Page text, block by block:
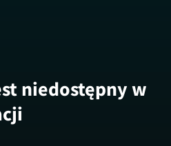
niedostępny w